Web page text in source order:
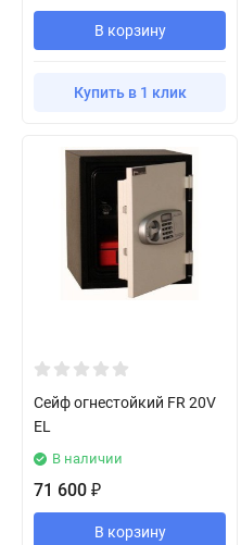
В корзину
Купить в 1 клик
Сейф огнестойкий FR 20V
EL
В наличии
71 600 ₽
В корзину